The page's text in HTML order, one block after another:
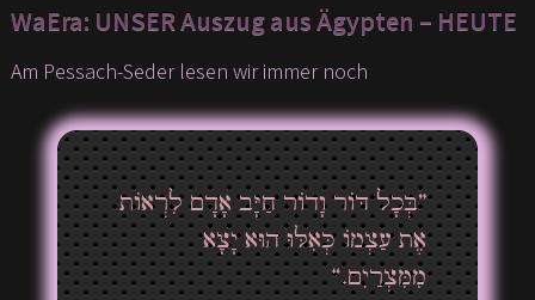
WaEra: UNSER Auszug aus Ägypten – HEUTE
Am Pessach-Seder lesen wir immer noch
”בְּכָל דּוֹר וָדוֹר חַיָּב אָדָם לִרְאוֹת
אֶת עַצְמוֹ כְּאִלּוּ הוּא יָצָא
מִמִּצְרַיִם.“